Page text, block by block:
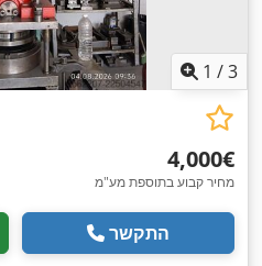
1 /3
‏4,000 ‏€
מחיר קבוע בתוספת מע"מ
התקשר